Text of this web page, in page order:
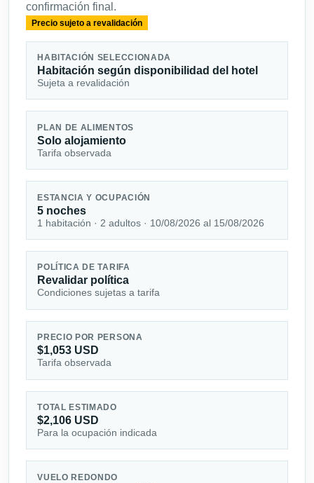
confirmación final.
Precio sujeto a revalidación
HABITACIÓN SELECCIONADA
Habitación según disponibilidad del hotel
Sujeta a revalidación
PLAN DE ALIMENTOS
Solo alojamiento
Tarifa observada
ESTANCIA Y OCUPACIÓN
5 noches
1 habitación · 2 adultos · 10/08/2026 al 15/08/2026
POLÍTICA DE TARIFA
Revalidar política
Condiciones sujetas a tarifa
PRECIO POR PERSONA
$1,053 USD
Tarifa observada
TOTAL ESTIMADO
$2,106 USD
Para la ocupación indicada
VUELO REDONDO